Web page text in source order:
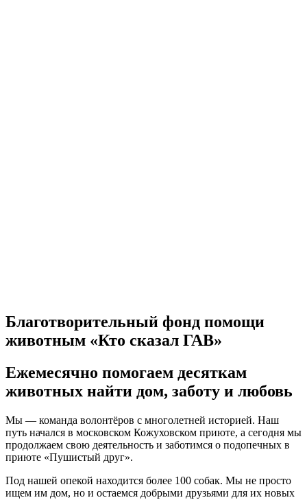
Благотворительный фонд помощи
животным «Кто сказал ГАВ»
Ежемесячно помогаем десяткам
животных найти дом, заботу и любовь
Мы — команда волонтёров с многолетней историей. Наш
путь начался в московском Кожуховском приюте, а сегодня мы
продолжаем свою деятельность и заботимся о подопечных в
приюте «Пушистый друг».
Под нашей опекой находится более 100 собак. Мы не просто
ищем им дом, но и остаемся добрыми друзьями для их новых